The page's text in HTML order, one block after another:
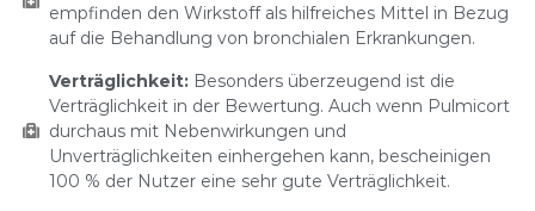
empfinden den Wirkstoff als hilfreiches Mittel in Bezug
auf die Behandlung von bronchialen Erkrankungen.
Verträglichkeit: Besonders überzeugend ist die
Verträglichkeit in der Bewertung. Auch wenn Pulmicort
durchaus mit Nebenwirkungen und
Unverträglichkeiten einhergehen kann, bescheinigen
100 % der Nutzer eine sehr gute Verträglichkeit.